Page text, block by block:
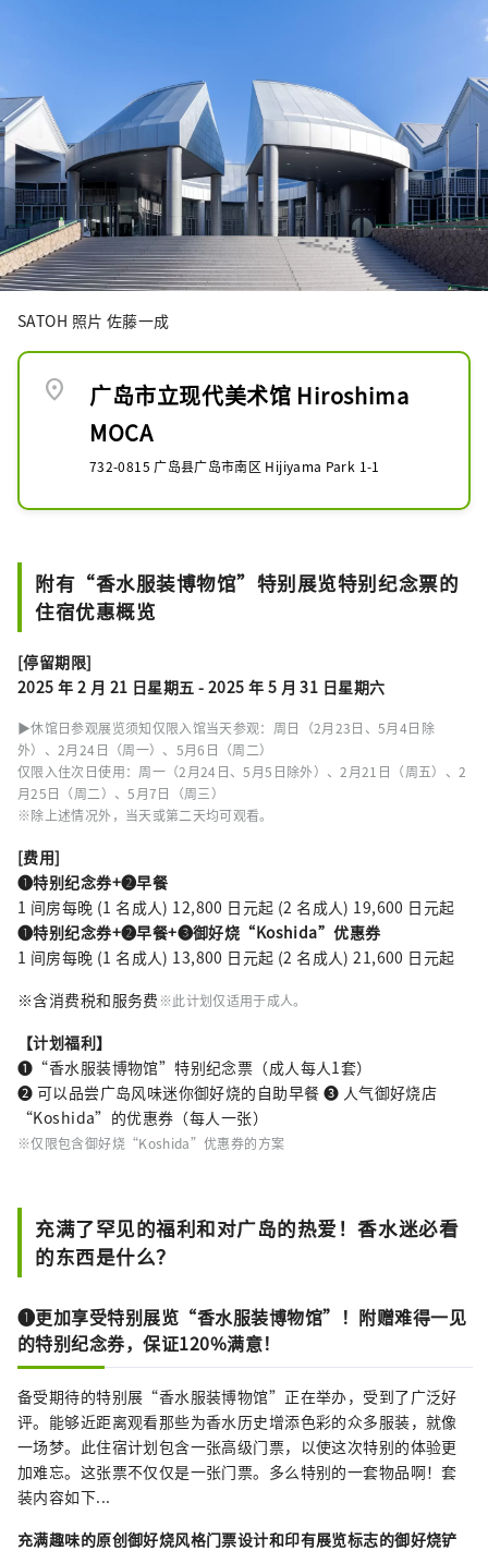
SATOH 照片 佐藤一成
location_on
广岛市立现代美术馆 Hiroshima
MOCA
732-0815 广岛县广岛市南区 Hijiyama Park 1-1
附有“香水服装博物馆”特别展览特别纪念票的
住宿优惠概览
[停留期限]
2025 年 2 月 21 日星期五 - 2025 年 5 月 31 日星期六
▶休馆日参观展览须知仅限入馆当天参观：周日（2月23日、5月4日除
外）、2月24日（周一）、5月6日（周二）
仅限入住次日使用：周一（2月24日、5月5日除外）、2月21日（周五）、2
月25日（周二）、5月7日（周三）
※除上述情况外，当天或第二天均可观看。
[费用]
❶特别纪念券+❷早餐
1 间房每晚 (1 名成人) 12,800 日元起 (2 名成人) 19,600 日元起
❶特别纪念券+❷早餐+❸御好烧“Koshida”优惠券
1 间房每晚 (1 名成人) 13,800 日元起 (2 名成人) 21,600 日元起
※含消费税和服务费 ※此计划仅适用于成人。
【计划福利】
❶“香水服装博物馆”特别纪念票（成人每人1套）
❷ 可以品尝广岛风味迷你御好烧的自助早餐 ❸ 人气御好烧店
“Koshida”的优惠券（每人一张）
※仅限包含御好烧“Koshida”优惠券的方案
充满了罕见的福利和对广岛的热爱！香水迷必看
的东西是什么？
❶更加享受特别展览“香水服装博物馆”！附赠难得一见
的特别纪念券，保证120%满意！
备受期待的特别展“香水服装博物馆”正在举办，受到了广泛好
评。能够近距离观看那些为香水历史增添色彩的众多服装，就像
一场梦。此住宿计划包含一张高级门票，以使这次特别的体验更
加难忘。这张票不仅仅是一张门票。多么特别的一套物品啊！套
装内容如下...
充满趣味的原创御好烧风格门票设计和印有展览标志的御好烧铲